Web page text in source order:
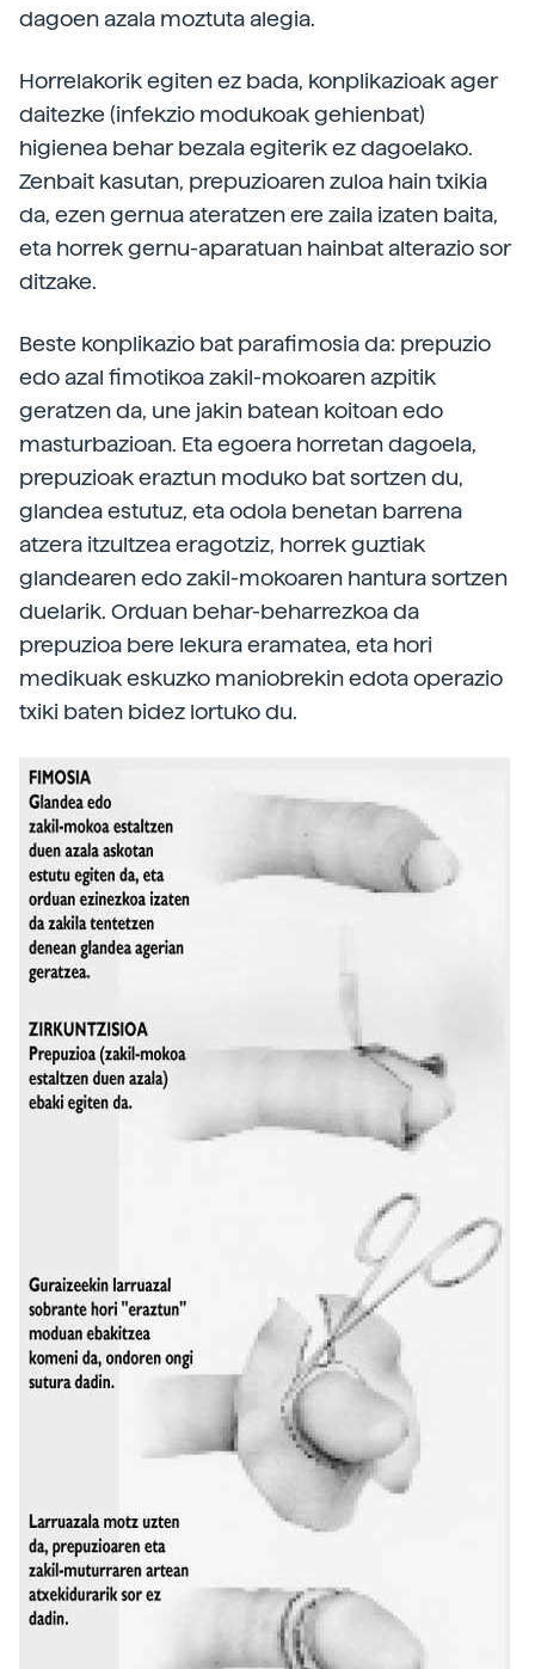
dagoen azala moztuta alegia.
Horrelakorik egiten ez bada, konplikazioak ager
daitezke (infekzio modukoak gehienbat)
higienea behar bezala egiterik ez dagoelako.
Zenbait kasutan, prepuzioaren zuloa hain txikia
da, ezen gernua ateratzen ere zaila izaten baita,
eta horrek gernu-aparatuan hainbat alterazio sor
ditzake.
Beste konplikazio bat parafimosia da: prepuzio
edo azal fimotikoa zakil-mokoaren azpitik
geratzen da, une jakin batean koitoan edo
masturbazioan. Eta egoera horretan dagoela,
prepuzioak eraztun moduko bat sortzen du,
glandea estutuz, eta odola benetan barrena
atzera itzultzea eragotziz, horrek guztiak
glandearen edo zakil-mokoaren hantura sortzen
duelarik. Orduan behar-beharrezkoa da
prepuzioa bere lekura eramatea, eta hori
medikuak eskuzko maniobrekin edota operazio
txiki baten bidez lortuko du.